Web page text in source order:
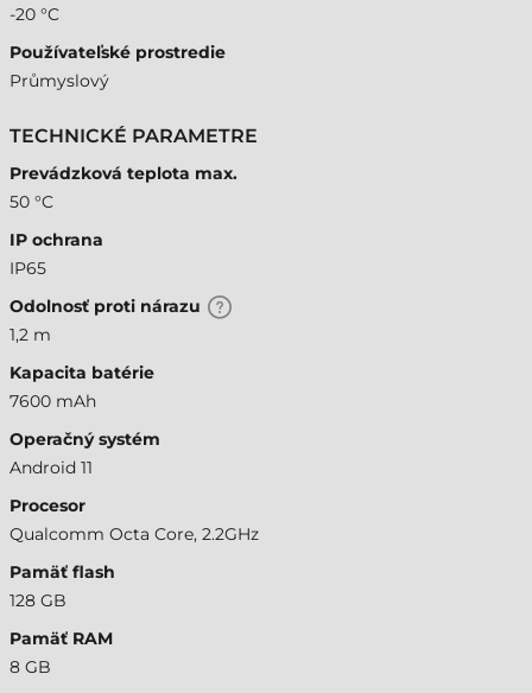
-20 °C
Používateľské prostredie
Průmyslový
TECHNICKÉ PARAMETRE
Prevádzková teplota max.
50 °C
IP ochrana
IP65
Odolnosť proti nárazu
1,2 m
Kapacita batérie
7600 mAh
Operačný systém
Android 11
Procesor
Qualcomm Octa Core, 2.2GHz
Pamäť flash
128 GB
Pamäť RAM
8 GB